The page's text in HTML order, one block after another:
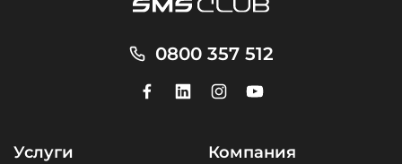
0800 357 512
Услуги Компания